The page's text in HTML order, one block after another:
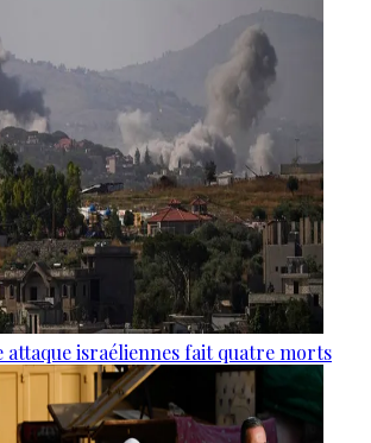
attaque israéliennes fait quatre morts